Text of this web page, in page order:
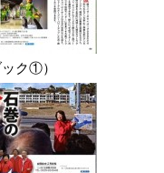
ク①）